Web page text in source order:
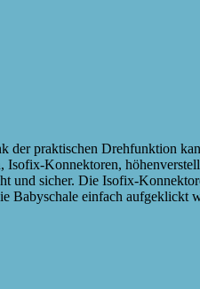
praktischen Drehfunktion
Konnektoren,
und sicher. Die Isofix-
Babyschale einfach